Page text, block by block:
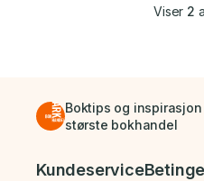
Viser 2
Boktips og
største bokhandel
Bunnmeny
Kundeservice